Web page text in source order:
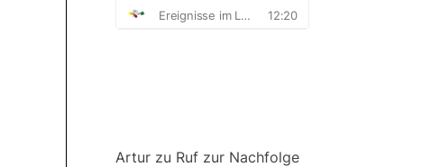
Arturzu Ruf zur Nachfolge